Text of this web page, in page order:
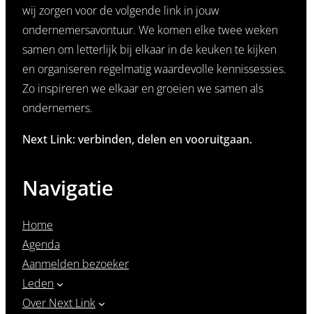
wij zorgen voor de volgende link in jouw
ondernemersavontuur. We komen elke twee weken
samen om letterlijk bij elkaar in de keuken te kijken
en organiseren regelmatig waardevolle kennissessies.
Zo inspireren we elkaar en groeien we samen als
ondernemers.
Next Link: verbinden, delen en vooruitgaan.
Navigatie
Home
Agenda
Aanmelden bezoeker
Leden
Over Next Link